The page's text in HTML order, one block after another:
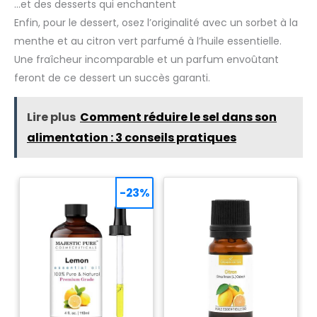
…et des desserts qui enchantent
Enfin, pour le dessert, osez l’originalité avec un sorbet à la
menthe et au citron vert parfumé à l’huile essentielle.
Une fraîcheur incomparable et un parfum envoûtant
feront de ce dessert un succès garanti.
Lire plus Comment réduire le sel dans son
alimentation : 3 conseils pratiques
-23%